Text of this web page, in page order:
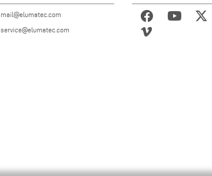
mail@elumatec.com
service@elumatec.com